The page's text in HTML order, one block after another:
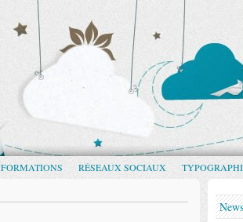
RÉSEAUX SOCIAUX